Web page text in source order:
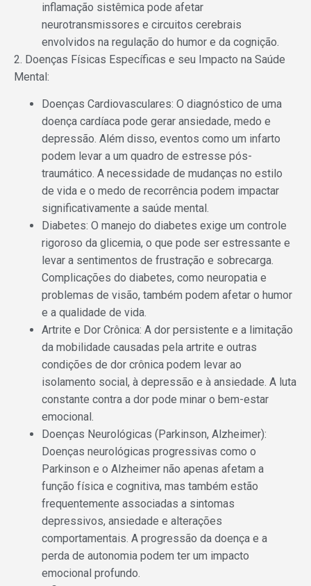
inflamação sistêmica pode afetar
neurotransmissores e circuitos cerebrais
envolvidos na regulação do humor e da cognição.
2. Doenças Físicas Específicas e seu Impacto na Saúde
Mental:
Doenças Cardiovasculares: O diagnóstico de uma
doença cardíaca pode gerar ansiedade, medo e
depressão. Além disso, eventos como um infarto
podem levar a um quadro de estresse pós-
traumático. A necessidade de mudanças no estilo
de vida e o medo de recorrência podem impactar
significativamente a saúde mental.
Diabetes: O manejo do diabetes exige um controle
rigoroso da glicemia, o que pode ser estressante e
levar a sentimentos de frustração e sobrecarga.
Complicações do diabetes, como neuropatia e
problemas de visão, também podem afetar o humor
e a qualidade de vida.
Artrite e Dor Crônica: A dor persistente e a limitação
da mobilidade causadas pela artrite e outras
condições de dor crônica podem levar ao
isolamento social, à depressão e à ansiedade. A luta
constante contra a dor pode minar o bem-estar
emocional.
Doenças Neurológicas (Parkinson, Alzheimer):
Doenças neurológicas progressivas como o
Parkinson e o Alzheimer não apenas afetam a
função física e cognitiva, mas também estão
frequentemente associadas a sintomas
depressivos, ansiedade e alterações
comportamentais. A progressão da doença e a
perda de autonomia podem ter um impacto
emocional profundo.